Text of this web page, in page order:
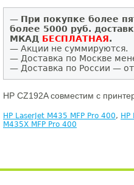
— При покупке более
более 5000 руб.
МКАД БЕСПЛАТНАЯ.
— Акции не суммируются.
— Доставка по Москве
— Доставка по России —
HP CZ192A совместим с
HP LaserJet M435 MFP Pro 400, HP
M435X MFP Pro 400